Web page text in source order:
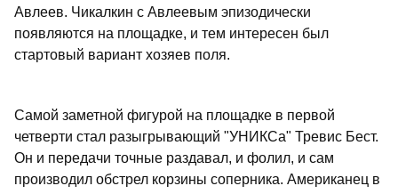
Авлеев. Чикалкин с Авлеевым эпизодически
появляются на площадке, и тем интересен был
стартовый вариант хозяев поля.
Самой заметной фигурой на площадке в первой
четверти стал разыгрывающий "УНИКСа" Тревис Бест.
Он и передачи точные раздавал, и фолил, и сам
производил обстрел корзины соперника. Американец в